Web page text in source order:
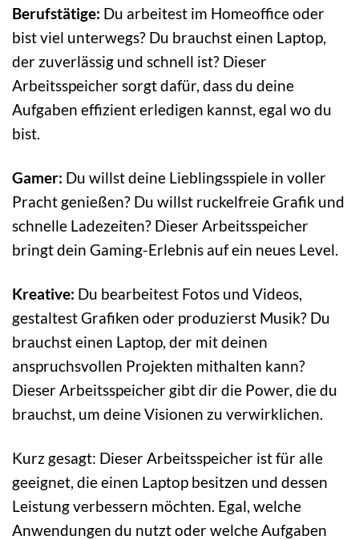
Berufstätige: Du arbeitest im Homeoffice oder
bist viel unterwegs? Du brauchst einen Laptop,
der zuverlässig und schnell ist? Dieser
Arbeitsspeicher sorgt dafür, dass du deine
Aufgaben effizient erledigen kannst, egal wo du
bist.
Gamer: Du willst deine Lieblingsspiele in voller
Pracht genießen? Du willst ruckelfreie Grafik und
schnelle Ladezeiten? Dieser Arbeitsspeicher
bringt dein Gaming-Erlebnis auf ein neues Level.
Kreative: Du bearbeitest Fotos und Videos,
gestaltest Grafiken oder produzierst Musik? Du
brauchst einen Laptop, der mit deinen
anspruchsvollen Projekten mithalten kann?
Dieser Arbeitsspeicher gibt dir die Power, die du
brauchst, um deine Visionen zu verwirklichen.
Kurz gesagt: Dieser Arbeitsspeicher ist für alle
geeignet, die einen Laptop besitzen und dessen
Leistung verbessern möchten. Egal, welche
Anwendungen du nutzt oder welche Aufgaben